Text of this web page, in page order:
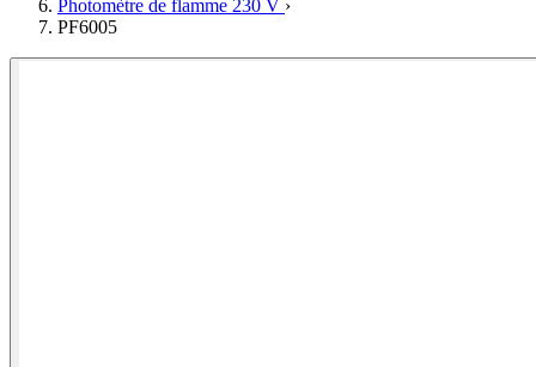
Photomètre de flamme 230 V ›
PF6005